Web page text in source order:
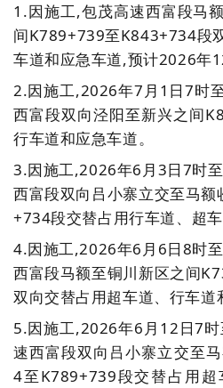
1.因施工,包茂高速西富段马
间K789+739至K843+734段
车道和应急车道,预计2026年
2.因施工,2026年7月1日7时
西富段双向泾阳至新兴之间
行车道和应急车道。
3.因施工,2026年6月3日7时
西富段双向吕小寨立交至马
+734段交替占用行车道、超车
4.因施工,2026年6月6日8时
西富段马额至铜川新区之间
双向交替占用超车道、行车道
5.因施工,2026年6月12日7
速西富段双向吕小寨立交至
4至K789+739段交替占用